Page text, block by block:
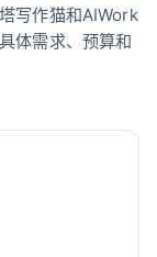
写作猫和AIWork
体需求、预算和